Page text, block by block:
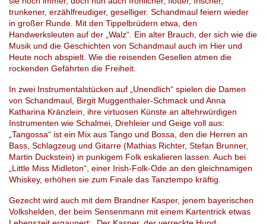
trunkener, erzählfreudiger, geselliger. Schandmaul feiern wieder
in großer Runde. Mit den Tippelbrüdern etwa, den
Handwerksleuten auf der „Walz“. Ein alter Brauch, der sich wie die
Musik und die Geschichten von Schandmaul auch im Hier und
Heute noch abspielt. Wie die reisenden Gesellen atmen die
rockenden Gefährten die Freiheit.
In zwei Instrumentalstücken auf „Unendlich“ spielen die Damen
von Schandmaul, Birgit Muggenthaler-Schmack und Anna
Katharina Kränzlein, ihre virtuosen Künste an altehrwürdigen
Instrumenten wie Schalmei, Drehleier und Geige voll aus:
„Tangossa“ ist ein Mix aus Tango und Bossa, den die Herren an
Bass, Schlagzeug und Gitarre (Mathias Richter, Stefan Brunner,
Martin Duckstein) in punkigem Folk eskalieren lassen. Auch bei
„Little Miss Midleton“, einer Irish-Folk-Ode an den gleichnamigen
Whiskey, erhöhen sie zum Finale das Tanztempo kräftig.
Gezecht wird auch mit dem Brandner Kasper, jenem bayerischen
Volkshelden, der beim Sensenmann mit einem Kartentrick etwas